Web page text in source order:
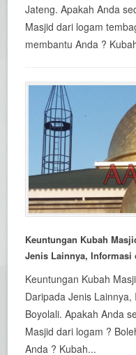
Jateng. Apakah Anda
Masjid dari logam
membantu Anda ?
Keuntungan Kubah
Jenis Lainnya,
Keuntungan Kubah
Daripada Jenis
Boyolali. Apakah Anda
Masjid dari logam ?
Anda ? Kubah...